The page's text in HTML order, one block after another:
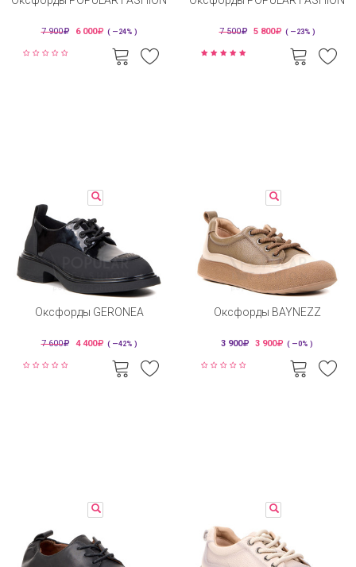
7 900 6 000 ( —24% ) 7 500 5 800 ( —23% )
Оксфорды GERONEA
7 600 4 400 ( —42% )
Оксфорды BAYNEZZ
3 900 3 900 ( —0% )